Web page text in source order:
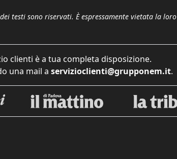
testi sono riservati. È espressamente vietata la
clienti è a tua completa disposizione.
una mail a servizioclienti@grupponem.it.